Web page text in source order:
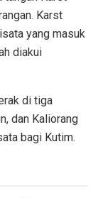
Karst
yang masuk
diakui
di tiga
dan Kaliorang
bagi Kutim.